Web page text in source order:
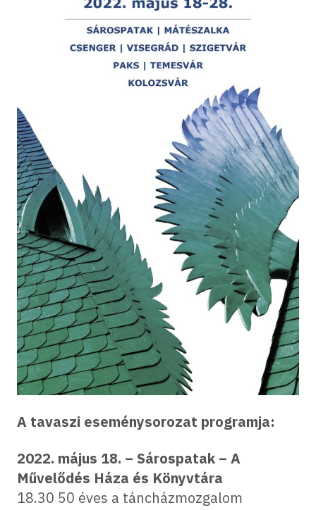
A tavaszi eseménysorozat programja:
2022. május 18. – Sárospatak – A
Művelődés Háza és Könyvtára
18.30 50 éves a táncházmozgalom